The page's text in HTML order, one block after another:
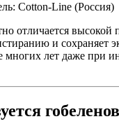
Cotton-Line (Россия)
отличается высокой
и сохраняет
многих лет даже при